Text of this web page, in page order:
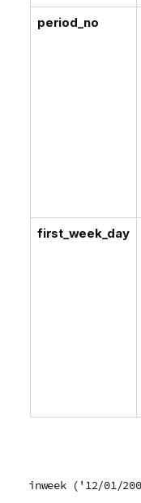
period_no
first_week_day
inweek ('12/01/